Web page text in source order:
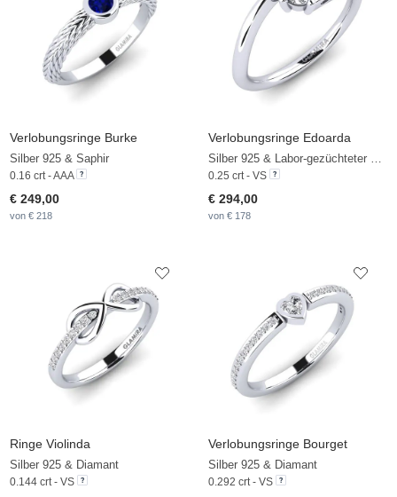
Verlobungsringe Burke
Silber 925 & Saphir
0.16 crt - AAA
€ 249,00
von € 218
Verlobungsringe Edoarda
Silber 925 & Labor-gezüchteter Diamant
0.25 crt - VS
€ 294,00
von € 178
Ringe Violinda
Silber 925 & Diamant
0.144 crt - VS
Verlobungsringe Bourget
Silber 925 & Diamant
0.292 crt - VS